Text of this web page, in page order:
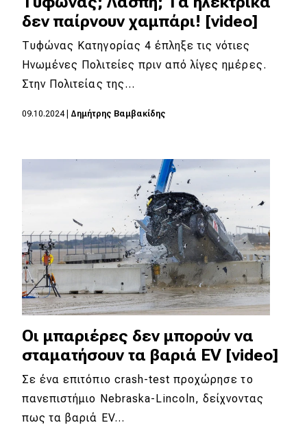
eDRIVE
DRIVE USED
δεν παίρνουν χαμπάρι! [video]
Τυφώνας Κατηγορίας 4 έπληξε τις νότιες
Ηνωμένες Πολιτείες πριν από λίγες ημέρες.
Στην Πολιτείας της…
09.10.2024| Δημήτρης Βαμβακίδης
Οι μπαριέρες δεν μπορούν να
σταματήσουν τα βαριά EV [video]
Σε ένα επιτόπιο crash-test προχώρησε το
πανεπιστήμιο Nebraska-Lincoln, δείχνοντας
πως τα βαριά EV…